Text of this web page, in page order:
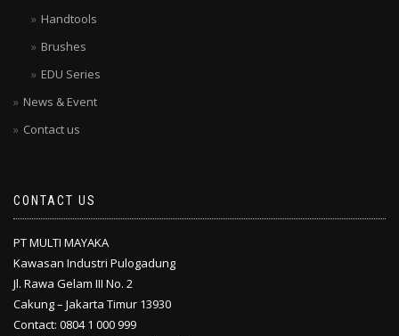
Handtools
Brushes
EDU Series
News & Event
Contact us
CONTACT US
PT MULTI MAYAKA
Kawasan Industri Pulogadung
Jl. Rawa Gelam III No. 2
Cakung – Jakarta Timur 13930
Contact: 0804 1 000 999